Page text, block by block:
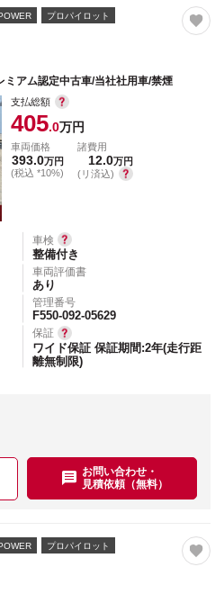
プロパイロット
アム認定中古車/当社社用車/禁煙
支払総額
405.0万円
車両価格
393.0万円
(税込 *10%)
諸費用
12.0万円
(リ済込)
車検
整備付き
車両評価書
あり
管理番号
F550-092-05629
保証
ワイド保証 保証期間:2年(走行距
離無制限)
お問い合わせ・
見積依頼（無料）
プロパイロット